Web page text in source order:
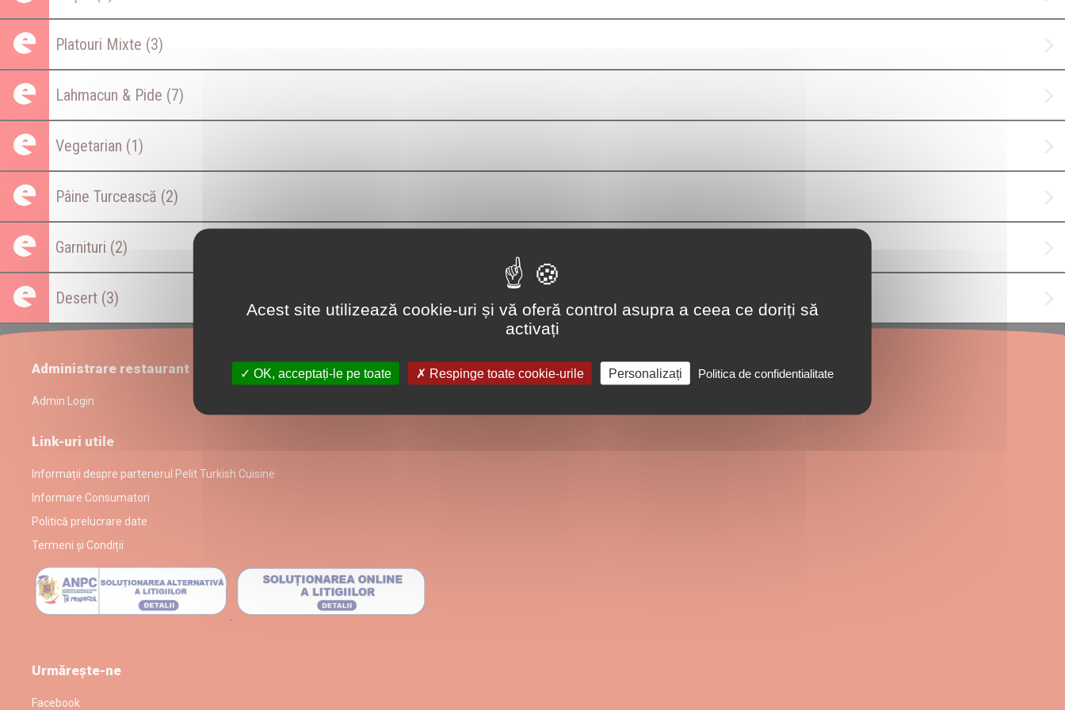
Platouri Mixte (3)
Lahmacun & Pide (7)
Vegetarian (1)
Pâine Turcească (2)
Garnituri (2)
Desert (3)
Administrare restaurant
Admin Login
Link-uri utile
Informații despre partenerul Pelit Turkish Cuisine
Informare Consumatori
Politică prelucrare date
Termeni și Condiții
Urmărește-ne
Facebook
Acest site utilizează cookie-uri și vă oferă control asupra a ceea ce doriți să
activați
OK, acceptați-le pe toate Respinge toate cookie-urile Personalizați Politica de confidentialitate